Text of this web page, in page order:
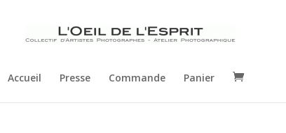
Accueil Presse Commande Panier